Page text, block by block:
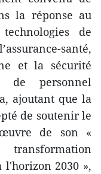
la réponse au
de
santé,
et la sécurité
de personnel
ajoutant que la
de soutenir le
de son «
2030 »,